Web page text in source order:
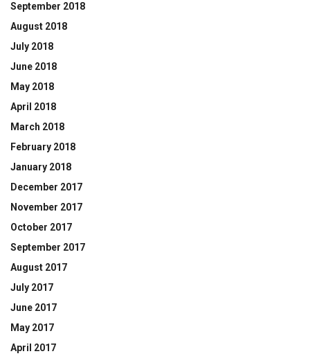
September 2018
August 2018
July 2018
June 2018
May 2018
April 2018
March 2018
February 2018
January 2018
December 2017
November 2017
October 2017
September 2017
August 2017
July 2017
June 2017
May 2017
April 2017